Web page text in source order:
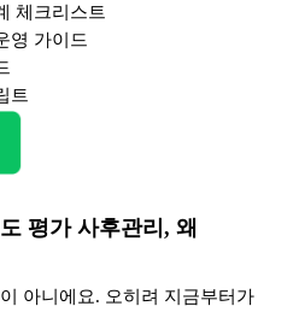
체크리스트
영 가이드
트
평가 사후관리, 왜
아니에요. 오히려 지금부터가